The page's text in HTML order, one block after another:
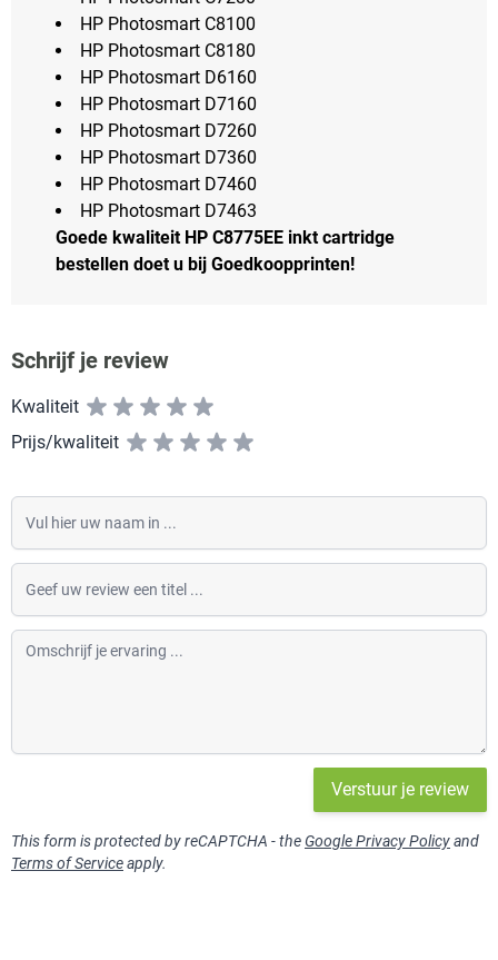
HP Photosmart C8100
HP Photosmart C8180
HP Photosmart D6160
HP Photosmart D7160
HP Photosmart D7260
HP Photosmart D7360
HP Photosmart D7460
HP Photosmart D7463
Goede kwaliteit HP C8775EE inkt cartridge
bestellen doet u bij Goedkoopprinten!
Schrijf je review
Kwaliteit
Prijs/kwaliteit
Vul hier uw naam in
Geef uw review een titel
Omschrijf je ervaring
Verstuur je review
This form is protected by reCAPTCHA - the Google Privacy Policyand
Terms of Serviceapply.